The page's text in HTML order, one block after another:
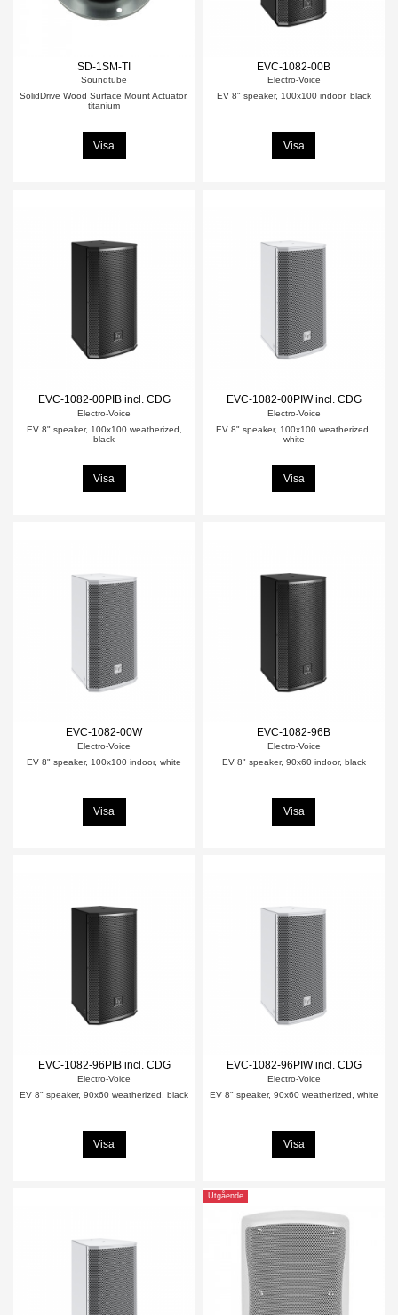
SD-1SM-TI
Soundtube
SolidDrive Wood Surface Mount Actuator,
titanium
Visa
EVC-1082-00B
Electro-Voice
EV 8" speaker, 100x100 indoor, black
Visa
EVC-1082-00PIB incl. CDG
Electro-Voice
EV 8" speaker, 100x100 weatherized,
black
Visa
EVC-1082-00PIW incl. CDG
Electro-Voice
EV 8" speaker, 100x100 weatherized,
white
Visa
EVC-1082-00W
Electro-Voice
EV 8" speaker, 100x100 indoor, white
Visa
EVC-1082-96B
Electro-Voice
EV 8" speaker, 90x60 indoor, black
Visa
EVC-1082-96PIB incl. CDG
Electro-Voice
EV 8" speaker, 90x60 weatherized, black
Visa
EVC-1082-96PIW incl. CDG
Electro-Voice
EV 8" speaker, 90x60 weatherized, white
Visa
Utgående